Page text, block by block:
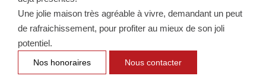
Nos Actualités Immo
Nous Contacter
ESPACE CLIENT
Une jolie maison très agréable à vivre, demandant un peut
de rafraichissement, pour profiter au mieux de son joli
potentiel.
Nos honoraires Nous contacter